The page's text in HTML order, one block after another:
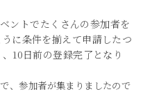
ントでたくさんの参加者を
に条件を揃えて申請したつ
10日前の登録完了となり
、参加者が集まりましたので